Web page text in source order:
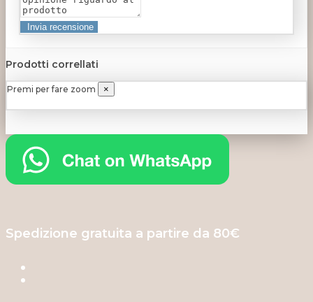
Prodotti correllati
Premi per fare zoom ×
Spedizione gratuita a partire da 80€